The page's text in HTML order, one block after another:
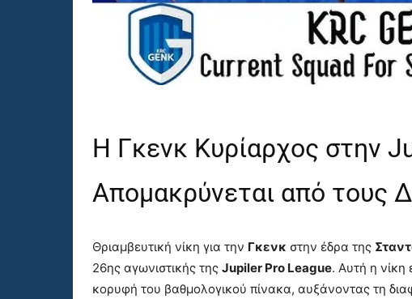
Η Γκενκ Κυρίαρχος στην
Απομακρύνεται από τους
Θριαμβευτική νίκη για την Γκενκ στην έδρα της
26ης αγωνιστικής της Jupiler Pro League. Αυτή η νίκη
κορυφή του βαθμολογικού πίνακα, αυξάνοντας τη